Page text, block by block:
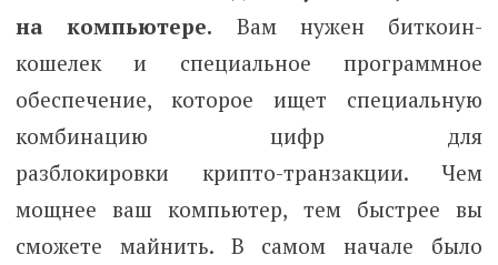
на компьютере. Вам нужен биткоин-
кошелек и специальное программное
обеспечение, которое ищет специальную
комбинацию цифр для
разблокировки крипто-транзакции. Чем
мощнее ваш компьютер, тем быстрее вы
сможете майнить. В самом начале было